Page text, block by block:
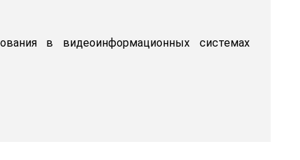
в видеоинформационных системах